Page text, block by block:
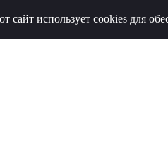
сайт использует cookies для